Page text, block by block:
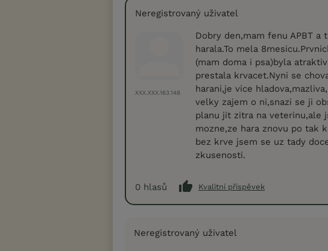
Neregistrovaný uživatel
XXX.XXX.163.148
Dobry den,mam fenu APBT
harala.To mela
(mam doma i psa)byla
prestala krvacet.Nyni se
harani,je vice
velky zajem o ni,snazi se ji
planu jit zitra na veterinu,ale
mozne,ze hara znovu po tak
bez krve jsem se uz tady
zkusenosti.
0 hlasů Kvalitní příspěvek
Neregistrovaný uživatel